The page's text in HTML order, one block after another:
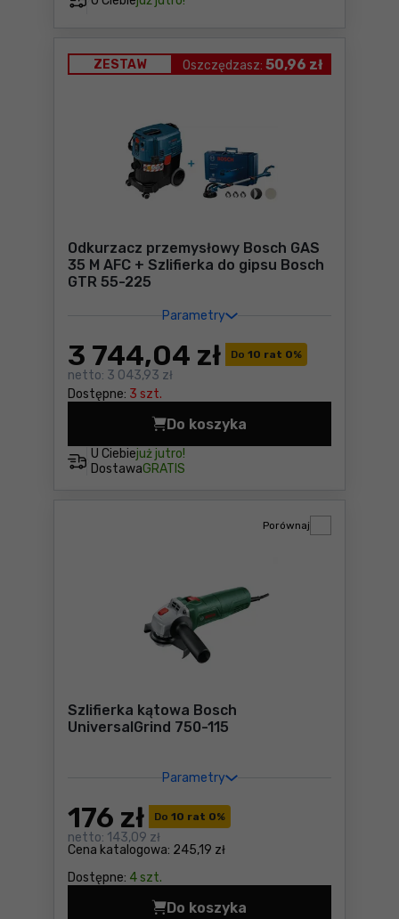
Odkurzacz przemysłowy Bosch GAS
35 M AFC + Szlifierka do gipsu Bosch
GTR 55-225
Parametry
Do 10 rat 0%
3 744,04 zł
netto: 3 043,93 zł
Dostępne: 3 szt.
ZESTAW Oszczędzasz: 50,96 zł
U Ciebiejuż jutro!
DostawaGRATIS
Do koszyka
Odkurzacz przemysłowy
Szlifierka kątowa Bosch
UniversalGrind 750-115
Parametry
Do 10 rat 0%
Cena katalogowa: 245,19 zł
176 zł
netto: 143,09 zł
Dostępne: 4 szt.
Porównaj
Do koszyka
Szlifierka kątowa Bosch